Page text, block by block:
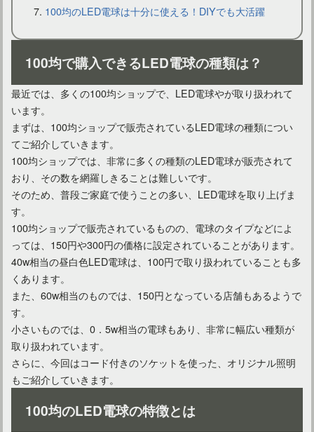
間接照明でインテリアをおしゃれに彩る！種類や選び方は？
玄関をダウンライトでお洒落に演出！LEDタイプがおすすめ
100均のLED電球は十分に使える！DIYでも大活躍
100均で購入できるLED電球の種類は？
最近では、多くの100均ショップで、LED電球やが取り扱われて
います。
まずは、100均ショップで販売されているLED電球の種類につい
てご紹介していきます。
100均ショップでは、非常に多くの種類のLED電球が販売されて
おり、その数を網羅しきることは難しいです。
そのため、普段ご家庭で使うことの多い、LED電球を取り上げま
す。
100均ショップで販売されているものの、電球のタイプなどによ
っては、150円や300円の価格に設定されていることがあります。
40w相当の昼白色LED電球は、100円で取り扱われていることも多
くあります。
また、60w相当のものでは、150円となっている店舗もあるようで
す。
小さいものでは、0．5w相当の電球もあり、非常に幅広い種類が
取り扱われています。
さらに、今回はコード付きのソケットを使った、オリジナル照明
もご紹介していきます。
100均のLED電球の特徴とは